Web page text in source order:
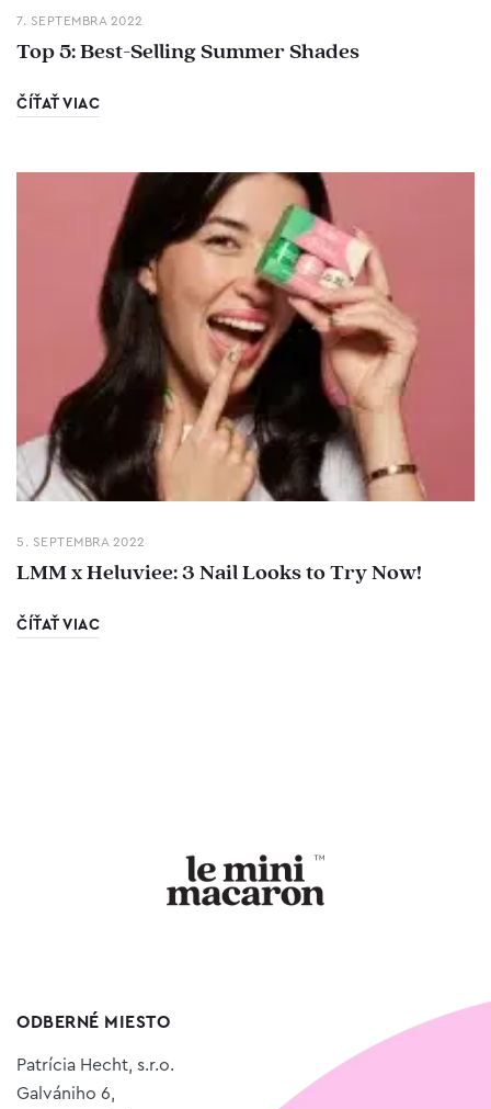
7. SEPTEMBRA 2022
Top 5: Best-Selling Summer Shades
ČÍŤAŤ VIAC
5. SEPTEMBRA 2022
LMM x Heluviee: 3 Nail Looks to Try Now!
ČÍŤAŤ VIAC
ODBERNÉ MIESTO
Patrícia Hecht, s.r.o.
Galvániho 6,